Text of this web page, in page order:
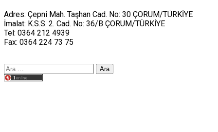
Adres: Çepni Mah. Taşhan Cad. No: 30 ÇORUM/TÜRKİYE
İmalat: K.S.S. 2. Cad. No: 36/B ÇORUM/TÜRKİYE
Tel: 0364 212 4939
Fax: 0364 224 73 75
Arama: